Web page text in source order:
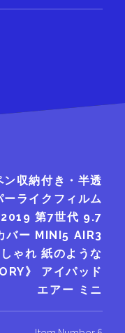
収納付き・半透
ライクフィルム
第7世代 9.7
バー MINI5 AIR3
ゃれ 紙のような
》 アイパッド
エアー ミニ